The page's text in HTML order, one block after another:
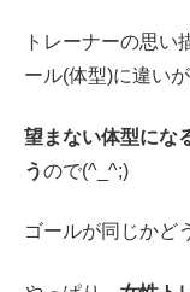
トレーナーの思い
ール(体型)に違いが
望まない体型にな
うので(^_^;)
ゴールが同じかど